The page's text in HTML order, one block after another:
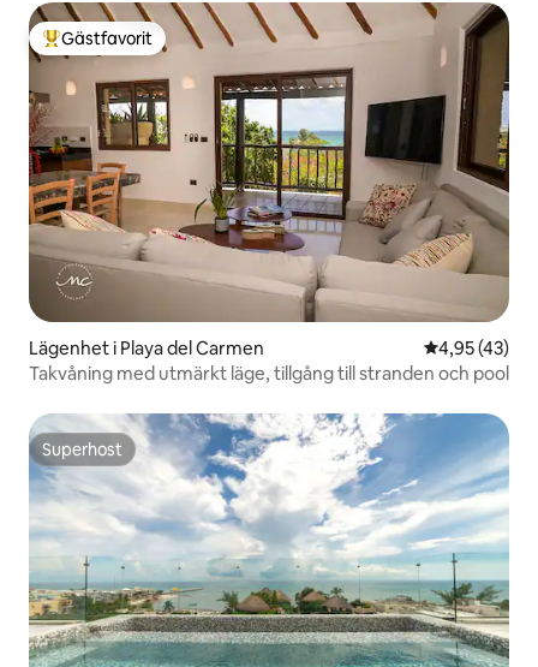
Populär gästfavorit
Gästfavorit
Lägenhet i Playa del Carmen 4,95 av 5 i
4,95 (43)
Takvåning med utmärkt läge, tillgång till stranden och pool
Superhost
Superhost